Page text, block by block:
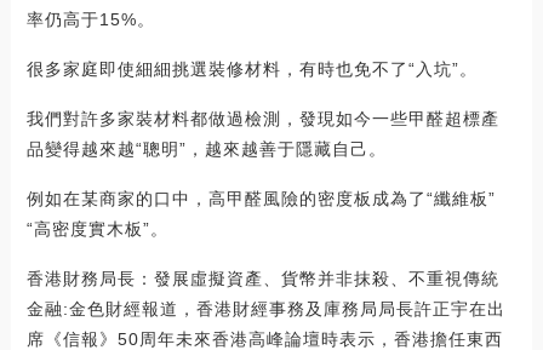
率仍高于15%。
很多家庭即使細細挑選裝修材料，有時也免不了“入坑”。
我們對許多家裝材料都做過檢測，發現如今一些甲醛超標產
品變得越來越“聰明”，越來越善于隱藏自己。
例如在某商家的口中，高甲醛風險的密度板成為了“纖維板”
“高密度實木板”。
香港財務局長：發展虛擬資產、貨幣并非抹殺、不重視傳統
金融:金色財經報道，香港財經事務及庫務局局長許正宇在出
席《信報》50周年未來香港高峰論壇時表示，香港擔任東西